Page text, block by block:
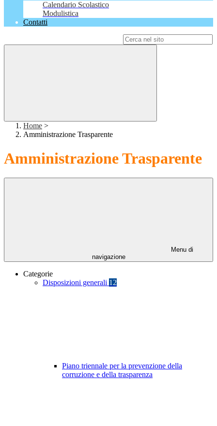
Calendario Scolastico
Modulistica
Contatti
Home >
Amministrazione Trasparente
Amministrazione Trasparente
Menu di
navigazione
Categorie
Disposizioni generali 12
Piano triennale per la prevenzione della
corruzione e della trasparenza